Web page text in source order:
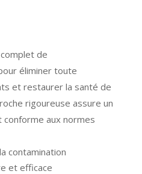
de
éliminer toute
et restaurer la santé de
rigoureuse assure un
aux normes
contamination
et efficace